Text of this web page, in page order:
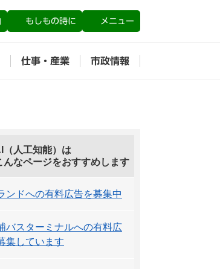
もしもの時に メニュー
仕事・産業 市政情報
（人工知能）は
んなページをおすすめします
ンドへの有料広告を募集中
バスターミナルへの有料広
集しています